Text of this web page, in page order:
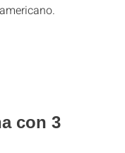
con 3